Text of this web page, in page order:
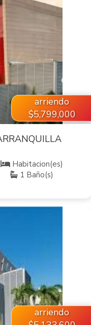
arriendo
$5,799,000
Habitacion(es)
1 Baño(s)
arriendo